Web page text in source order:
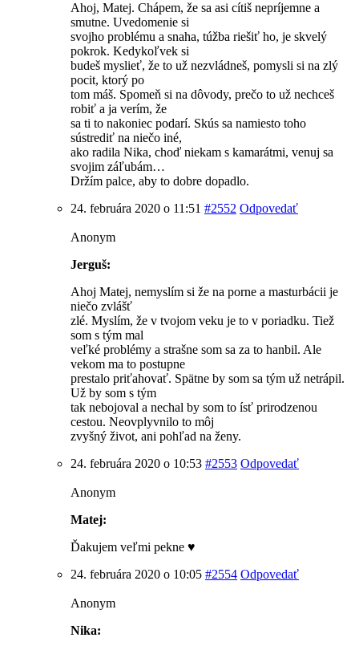
Ahoj, Matej. Chápem, že sa asi cítiš nepríjemne a
smutne. Uvedomenie si
svojho problému a snaha, túžba riešiť ho, je skvelý
pokrok. Kedykoľvek si
budeš myslieť, že to už nezvládneš, pomysli si na zlý
pocit, ktorý po
tom máš. Spomeň si na dôvody, prečo to už nechceš
robiť a ja verím, že
sa ti to nakoniec podarí. Skús sa namiesto toho
sústrediť na niečo iné,
ako radila Nika, choď niekam s kamarátmi, venuj sa
svojim záľubám…
Držím palce, aby to dobre dopadlo.
24. februára 2020 o 11:51 #2552 Odpovedať
Anonym
Jerguš:
Ahoj Matej, nemyslím si že na porne a masturbácii je
niečo zvlášť
zlé. Myslím, že v tvojom veku je to v poriadku. Tiež
som s tým mal
veľké problémy a strašne som sa za to hanbil. Ale
vekom ma to postupne
prestalo priťahovať. Spätne by som sa tým už netrápil.
Už by som s tým
tak nebojoval a nechal by som to ísť prirodzenou
cestou. Neovplyvnilo to môj
zvyšný život, ani pohľad na ženy.
24. februára 2020 o 10:53 #2553 Odpovedať
Anonym
Matej:
Ďakujem veľmi pekne ♥
24. februára 2020 o 10:05 #2554 Odpovedať
Anonym
Nika: